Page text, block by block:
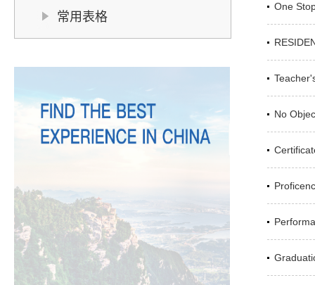
常用表格
One
No